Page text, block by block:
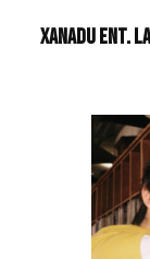
Xanadu Ent.